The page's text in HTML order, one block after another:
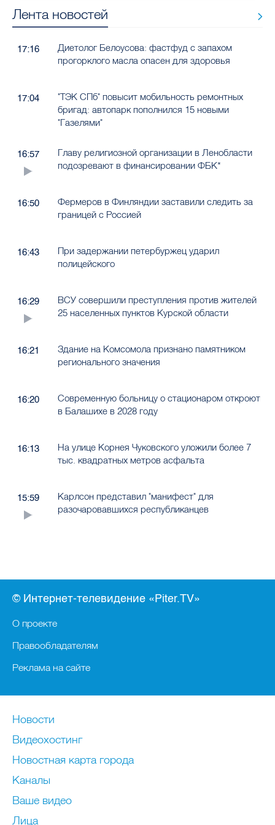
Лента новостей
17:16
Диетолог Белоусова: фастфуд с запахом
прогорклого масла опасен для здоровья
17:04
"ТЭК СПб" повысит мобильность ремонтных
бригад: автопарк пополнился 15 новыми
"Газелями"
16:57
Главу религиозной организации в Ленобласти
подозревают в финансировании ФБК*
16:50
Фермеров в Финляндии заставили следить за
границей с Россией
16:43
При задержании петербуржец ударил
полицейского
16:29
ВСУ совершили преступления против жителей
25 населенных пунктов Курской области
16:21
Здание на Комсомола признано памятником
регионального значения
16:20
Современную больницу о стационаром откроют
в Балашихе в 2028 году
16:13
На улице Корнея Чуковского уложили более 7
тыс. квадратных метров асфальта
15:59
Карлсон представил "манифест" для
разочаровавшихся республиканцев
© Интернет-телевидение «Piter.TV»
О проекте
Правообладателям
Реклама на сайте
Новости
Видеохостинг
Новостная карта города
Каналы
Ваше видео
Лица